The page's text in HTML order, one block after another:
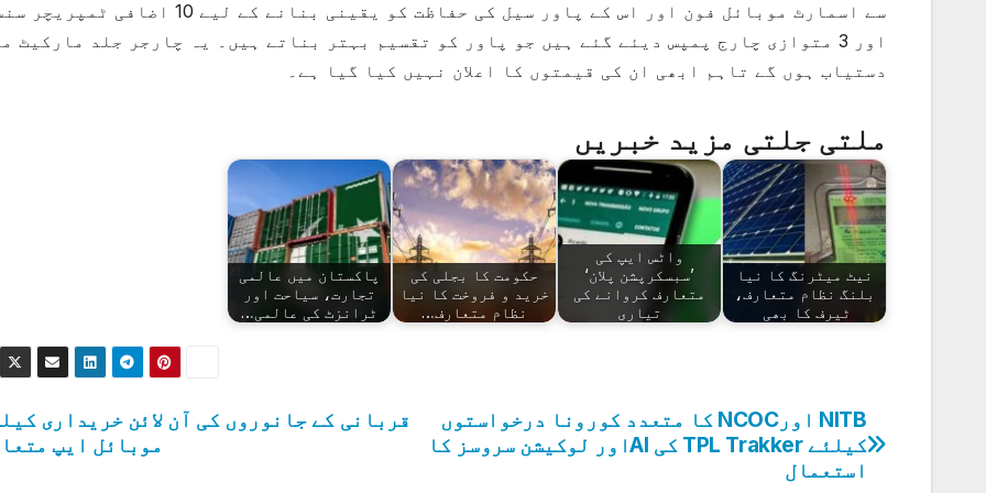
سے اسمارٹ موبائل فون اور اس کے پاور سیل کی حفاظت کو یقینی بنانے کے لیے 10 اضافی
اور 3 متوازی چارج پمپس دیئے گئے ہیں جو پاور کو تقسیم بہتر بناتے ہیں۔ یہ چارجر جلد مارکیٹ
دستیاب ہوں گے تاہم ابھی ان کی قیمتوں کا اعلان نہیں کیا گیا ہے۔
ملتی جلتی مزید خبریں
نیٹ میٹرنگ کا نیا
بلنگ نظام متعارف،
ٹیرف کا بھی
واٹس ایپ کی
’سبسکرپشن پلان‘
متعارف کروانے کی
تیاری
حکومت کا بجلی کی
خرید و فروخت کا نیا
نظام متعارف…
پاکستان میں عالمی
تجارت، سیاحت اور
ٹرانزٹ کی عالمی…
پوسٹوں
کی
قربانی کے جانوروں کی آن لائن خریداری
موبائل ایپ
NITB اورNCOC کا متعدد کورونا درخواستوں
کیلئے TPL Trakker کی AIاور لوکیشن سروسز کا
استعمال